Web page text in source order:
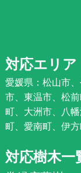
対応エリア
愛媛県：松山市
市、東温市、松
町、大洲市、八
町、愛南町、伊
対応樹木一